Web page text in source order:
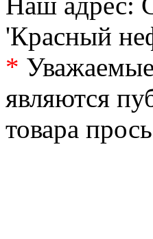
'Красный
*
являются
товара